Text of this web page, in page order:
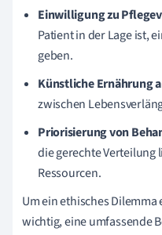
Einwilligung zu
Patient in der Lage ist,
geben.
Künstliche Ernährung
zwischen
Priorisierung von
die gerechte
Ressourcen.
Um ein ethisches
wichtig, eine umfassende